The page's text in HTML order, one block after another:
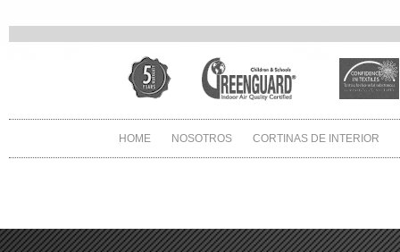
HOME NOSOTROS CORTINAS DE INTERIOR